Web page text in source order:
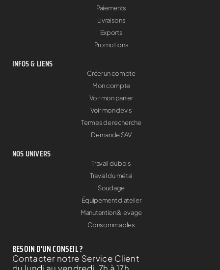
Paiements
Livraisons
Exports
Promotions
INFOS & LIENS
Créer un compte
Mon compte
Voir mon panier
Voir mon devis
Termes de recherche
Demande SAV
NOS UNIVERS
Travail du bois
Travail du métal
Soudage
Équipement d'atelier
Manutention & levage
Consommables
BESOIN D'UN CONSEIL ?
Contacter notre Service Client
du lundi au vendredi, 7h à 17h.